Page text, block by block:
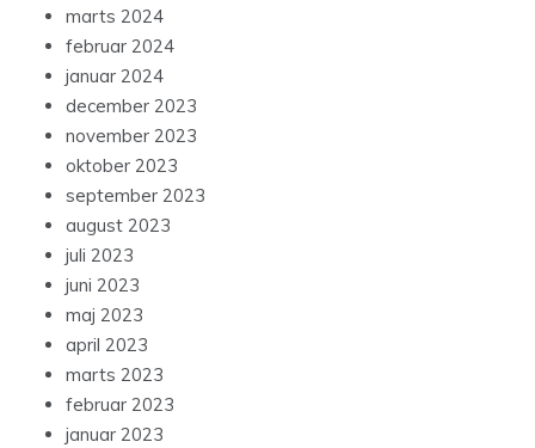
marts 2024
februar 2024
januar 2024
december 2023
november 2023
oktober 2023
september 2023
august 2023
juli 2023
juni 2023
maj 2023
april 2023
marts 2023
februar 2023
januar 2023